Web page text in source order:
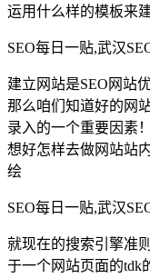
运用什么样的模板来
SEO每日一贴,武汉
建立网站是SEO网站
那么咱们知道好的网
录入的一个重要因素
想好怎样去做网站站
绘
SEO每日一贴,武汉
就现在的搜索引擎准
于一个网站页面的tdk